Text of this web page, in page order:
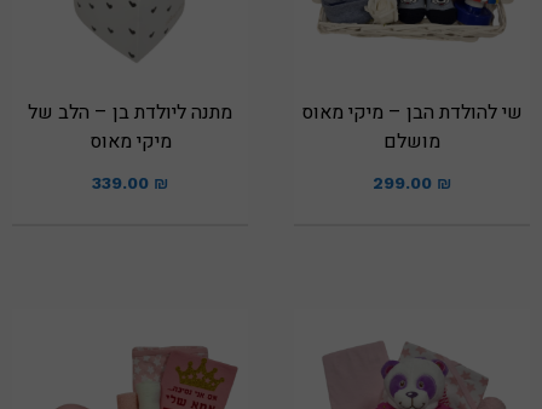
שי להולדת הבן – מיקי מאוס
מושלם
299.00 ₪
מתנה ליולדת בן – הלב של
מיקי מאוס
339.00 ₪